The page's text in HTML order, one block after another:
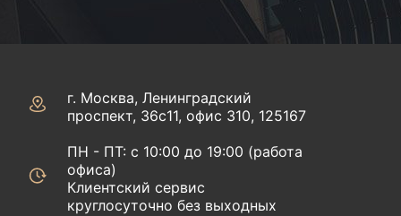
г. Москва, Ленинградский
проспект, 36с11, офис 310, 125167
ПН - ПТ: с 10:00 до 19:00 (работа
офиса)
Клиентский сервис
круглосуточно без выходных